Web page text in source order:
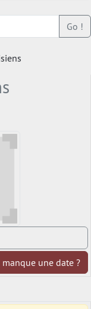
Go !
une date ?